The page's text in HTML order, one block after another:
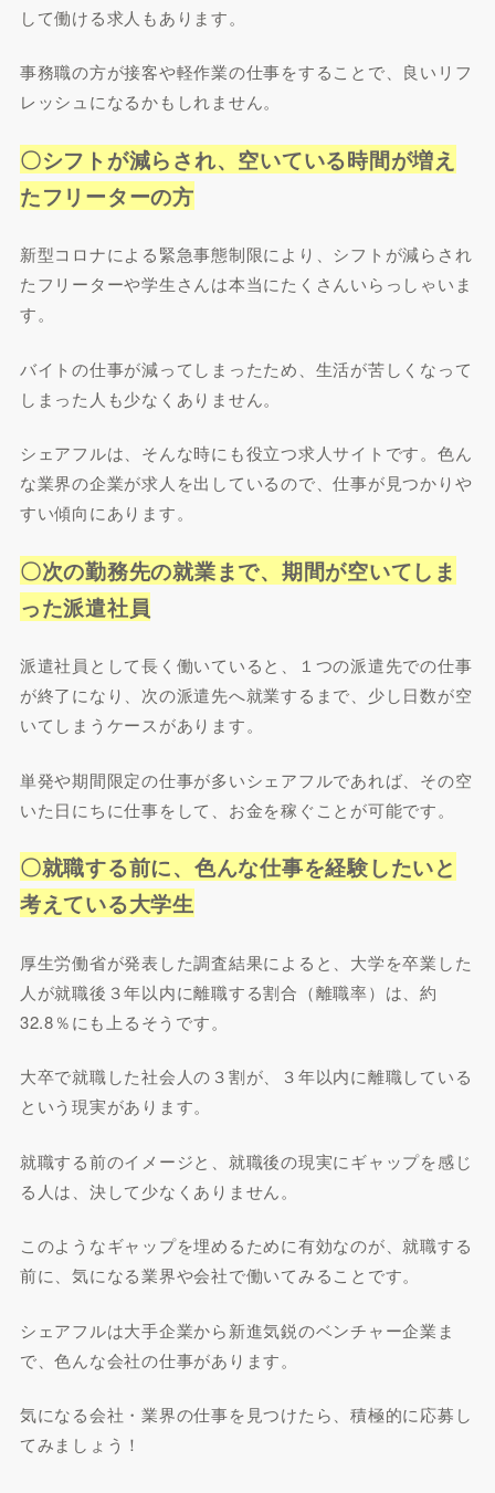
して働ける求人もあります。
事務職の方が接客や軽作業の仕事をすることで、良いリフ
レッシュになるかもしれません。
〇シフトが減らされ、空いている時間が増え
たフリーターの方
新型コロナによる緊急事態制限により、シフトが減らされ
たフリーターや学生さんは本当にたくさんいらっしゃいま
す。
バイトの仕事が減ってしまったため、生活が苦しくなって
しまった人も少なくありません。
シェアフルは、そんな時にも役立つ求人サイトです。色ん
な業界の企業が求人を出しているので、仕事が見つかりや
すい傾向にあります。
〇次の勤務先の就業まで、期間が空いてしま
った派遣社員
派遣社員として長く働いていると、１つの派遣先での仕事
が終了になり、次の派遣先へ就業するまで、少し日数が空
いてしまうケースがあります。
単発や期間限定の仕事が多いシェアフルであれば、その空
いた日にちに仕事をして、お金を稼ぐことが可能です。
〇就職する前に、色んな仕事を経験したいと
考えている大学生
厚生労働省が発表した調査結果によると、大学を卒業した
人が就職後３年以内に離職する割合（離職率）は、約
32.8％にも上るそうです。
大卒で就職した社会人の３割が、３年以内に離職している
という現実があります。
就職する前のイメージと、就職後の現実にギャップを感じ
る人は、決して少なくありません。
このようなギャップを埋めるために有効なのが、就職する
前に、気になる業界や会社で働いてみることです。
シェアフルは大手企業から新進気鋭のベンチャー企業ま
で、色んな会社の仕事があります。
気になる会社・業界の仕事を見つけたら、積極的に応募し
てみましょう！